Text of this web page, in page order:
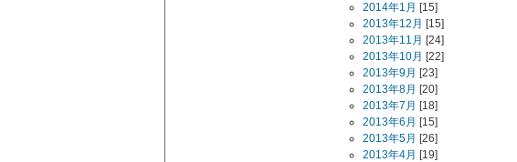
2014年1月 [15]
2013年12月 [15]
2013年11月 [24]
2013年10月 [22]
2013年9月 [23]
2013年8月 [20]
2013年7月 [18]
2013年6月 [15]
2013年5月 [26]
2013年4月 [19]